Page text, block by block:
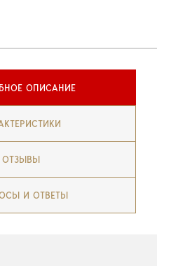
ОПИСАНИЕ
ОТЗЫВЫ
И ОТВЕТЫ